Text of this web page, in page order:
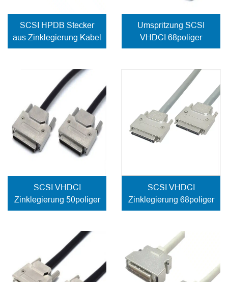
SCSI HPDB Stecker
aus Zinklegierung Kabel
mit Federverriegelung
Umspritzung SCSI
VHDCI 68poliger
Stecker
Schraubverschluss
SCSI VHDCI
Zinklegierung 50poliger
Stecker
Schraubverschluss
SCSI VHDCI
Zinklegierung 68poliger
Stecker
Schraubverschluss